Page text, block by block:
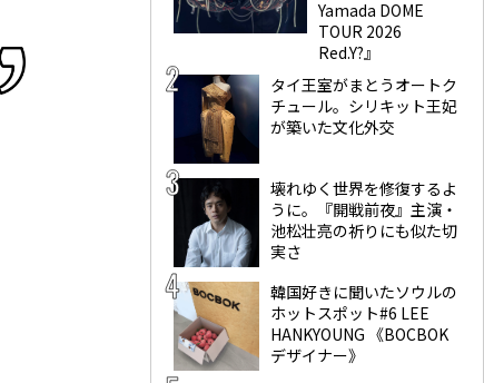
Yamada DOME
TOUR 2026
Red.Y?』
タイ王室がまとうオートク
チュール。シリキット王妃
が築いた文化外交
壊れゆく世界を修復するよ
うに。『開戦前夜』主演・
池松壮亮の祈りにも似た切
実さ
韓国好きに聞いたソウルの
ホットスポット#6 LEE
HANKYOUNG 《BOCBOK
デザイナー》